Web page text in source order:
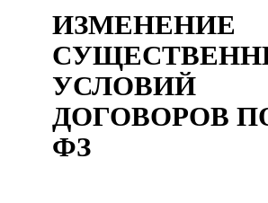
ИЗМЕНЕНИЕ
УСЛОВИЙ
ДОГОВОРОВ
ФЗ